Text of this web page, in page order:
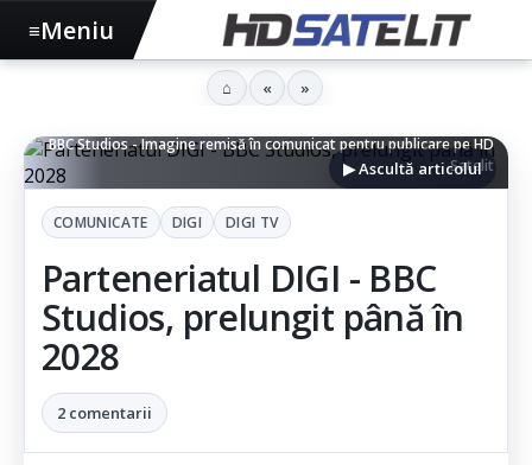
BBC Studios - Imagine remisă în comunicat pentru publicare pe HD
Satelit
▶ Ascultă articolul
COMUNICATE DIGI DIGI TV
Parteneriatul DIGI - BBC
Studios, prelungit până în
2028
2 comentarii
≡Meniu
⌂ « »